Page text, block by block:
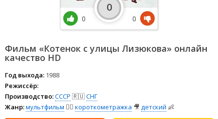
Фильм «Котенок с улицы Лизюкова» онлайн
качество HD
Год выхода: 1988
Режиссёр:
Производство:СССР 🇷🇺СНГ
Жанр:мультфильм 🧚‍♀️ короткометражка 🎥 детский 👶
0
0
0